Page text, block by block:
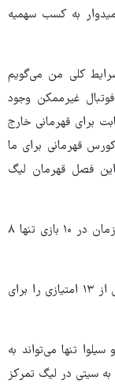
به کسب سهمیه
کلی من می‌گویم
غیرممکن وجود
برای قهرمانی خارج
قهرمانی برای ما
فصل قهرمان لیگ
سیتی در ابتدای نوامبر صدر جدول بود اما از آن زمان در ۱۰ بازی تنها ۸
تا کنون هیچ تیمی در تاریخ لیگ برتر اختلاف بیش از ۱۳ امتیازی را برای
دارد و سیلوا تنها می‌تواند به
سیتی در لیگ تمرکز